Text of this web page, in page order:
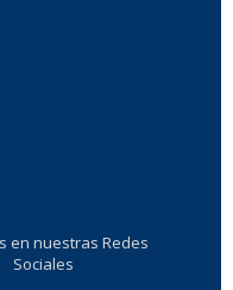
en nuestras Redes
Sociales